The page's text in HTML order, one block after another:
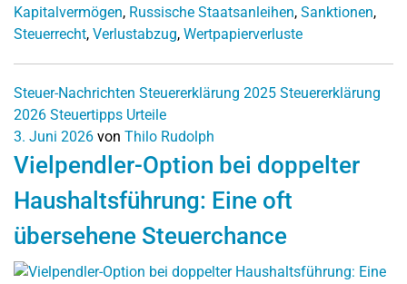
Kapitalvermögen, Russische Staatsanleihen, Sanktionen,
Steuerrecht, Verlustabzug, Wertpapierverluste
Steuer-Nachrichten Steuererklärung 2025 Steuererklärung
2026 Steuertipps Urteile
3. Juni 2026 von Thilo Rudolph
Vielpendler-Option bei doppelter
Haushaltsführung: Eine oft
übersehene Steuerchance